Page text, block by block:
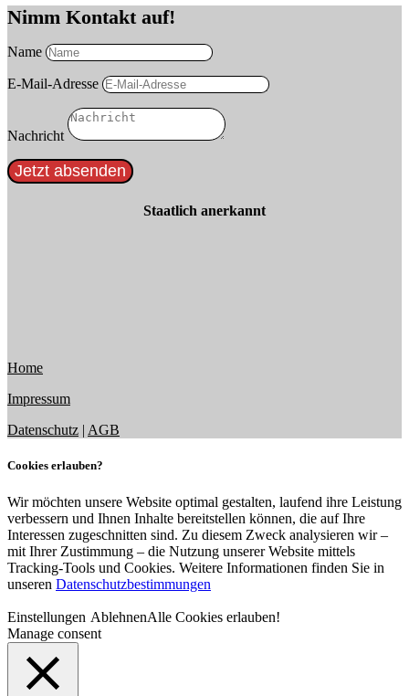
Nimm Kontakt auf!
Name
E-Mail-Adresse
Nachricht
Jetzt absenden
Staatlich anerkannt
Home
Impressum
Datenschutz | AGB
Cookies erlauben?
Wir möchten unsere Website optimal gestalten, laufend ihre Leistung
verbessern und Ihnen Inhalte bereitstellen können, die auf Ihre
Interessen zugeschnitten sind. Zu diesem Zweck analysieren wir –
mit Ihrer Zustimmung – die Nutzung unserer Website mittels
Tracking-Tools und Cookies. Weitere Informationen finden Sie in
unseren Datenschutzbestimmungen
Einstellungen AblehnenAlle Cookies erlauben!
Manage consent